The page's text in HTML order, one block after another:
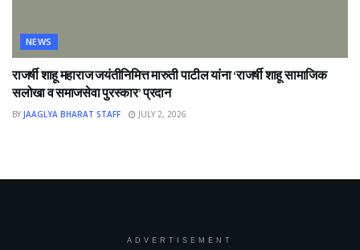
NEWS
राजर्षी शाहू महाराज जयंतीनिमित्त मारुती पाटील यांना ‘राजर्षी शाहू सामाजिक
सलोखा व समाजसेवा पुरस्कार’ प्रदान
BY JAAGLYA BHARAT STAFF JULY 2, 2026
ADVERTISEMENT